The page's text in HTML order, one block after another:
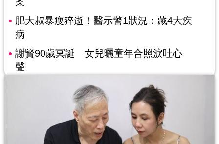
肥大叔暴瘦猝逝！醫示警1狀況：藏4大疾
病
謝賢90歲冥誕 女兒曬童年合照淚吐心
聲